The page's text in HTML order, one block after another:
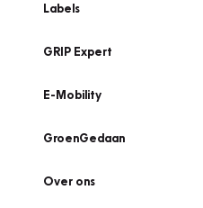
Labels
GRIP Expert
E-Mobility
GroenGedaan
Over ons